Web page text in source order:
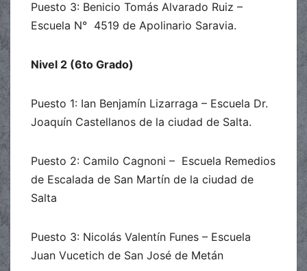
Puesto 3: Benicio Tomás Alvarado Ruiz –
Escuela N° 4519 de Apolinario Saravia.
Nivel 2 (6to Grado)
Puesto 1: Ian Benjamín Lizarraga – Escuela Dr.
Joaquín Castellanos de la ciudad de Salta.
Puesto 2: Camilo Cagnoni – Escuela Remedios
de Escalada de San Martín de la ciudad de
Salta
Puesto 3: Nicolás Valentín Funes – Escuela
Juan Vucetich de San José de Metán